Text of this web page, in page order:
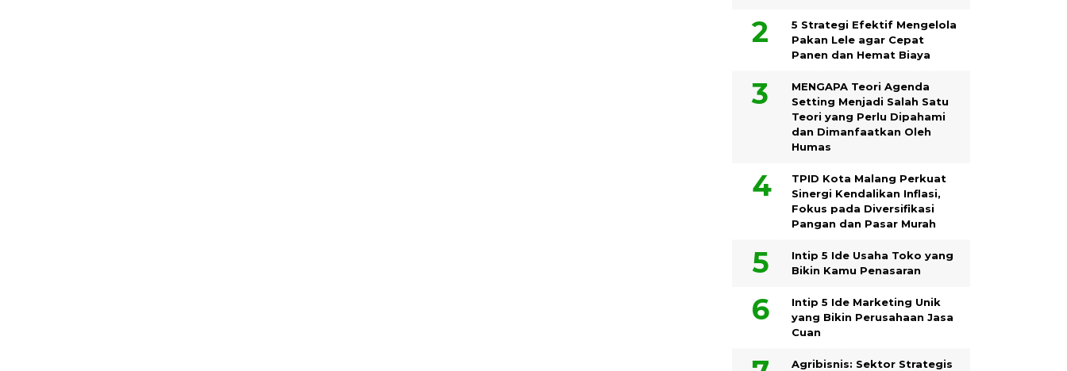
5 Strategi Efektif Mengelola
Pakan Lele agar Cepat
Panen dan Hemat Biaya
MENGAPA Teori Agenda
Setting Menjadi Salah Satu
Teori yang Perlu Dipahami
dan Dimanfaatkan Oleh
Humas
TPID Kota Malang Perkuat
Sinergi Kendalikan Inflasi,
Fokus pada Diversifikasi
Pangan dan Pasar Murah
Intip 5 Ide Usaha Toko yang
Bikin Kamu Penasaran
Intip 5 Ide Marketing Unik
yang Bikin Perusahaan Jasa
Cuan
Agribisnis: Sektor Strategis